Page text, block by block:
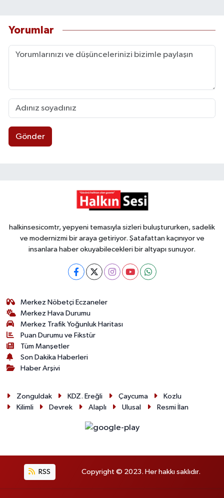
Yorumlar
Gönder
halkinsesicomtr, yepyeni temasıyla sizleri buluştururken, sadelik
ve modernizmi bir araya getiriyor. Şatafattan kaçınıyor ve
insanlara haber okuyabilecekleri bir altyapı sunuyor.
Merkez Nöbetçi Eczaneler
Merkez Hava Durumu
Merkez Trafik Yoğunluk Haritası
Puan Durumu ve Fikstür
Tüm Manşetler
Son Dakika Haberleri
Haber Arşivi
Zonguldak KDZ. Ereğli Çaycuma
Kozlu
Kilimli
Devrek Alaplı Ulusal Resmi İlan
RSS Copyright © 2023. Her hakkı saklıdır.